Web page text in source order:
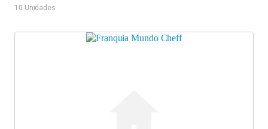
10 Unidades